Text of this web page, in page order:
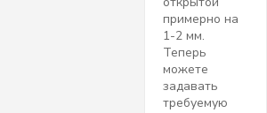
примерно на
1-2 мм.
Теперь
можете
задавать
требуемую